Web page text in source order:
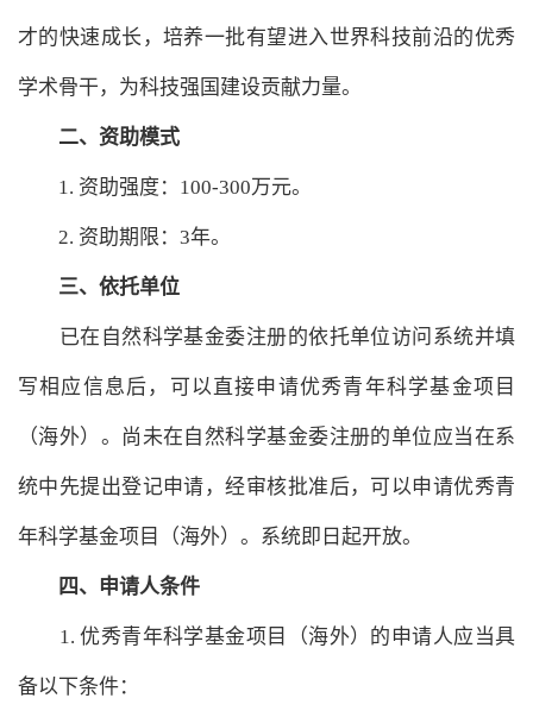
才的快速成长，培养一批有望进入世界科技前沿的优秀
学术骨干，为科技强国建设贡献力量。
二、资助模式
1. 资助强度：100-300万元。
2. 资助期限：3年。
三、依托单位
已在自然科学基金委注册的依托单位访问系统并填
写相应信息后，可以直接申请优秀青年科学基金项目
（海外）。尚未在自然科学基金委注册的单位应当在系
统中先提出登记申请，经审核批准后，可以申请优秀青
年科学基金项目（海外）。系统即日起开放。
四、申请人条件
1. 优秀青年科学基金项目（海外）的申请人应当具
备以下条件：